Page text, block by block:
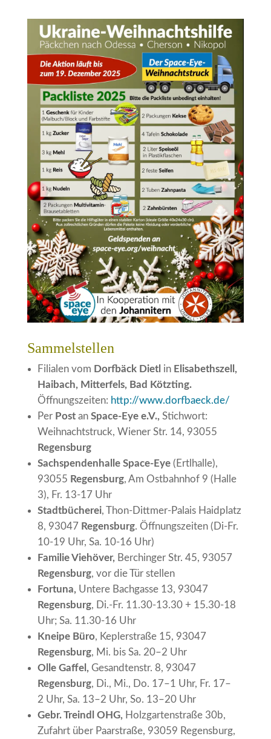
Sammelstellen
Filialen vom Dorfbäck Dietl in Elisabethszell,
Haibach, Mitterfels, Bad Kötzting.
Öffnungszeiten: http://www.dorfbaeck.de/
Per Postan Space-Eye e.V., Stichwort:
Weihnachtstruck, Wiener Str. 14, 93055
Regensburg
Sachspendenhalle Space-Eye(Ertlhalle),
93055 Regensburg, Am Ostbahnhof 9 (Halle
3), Fr. 13-17 Uhr
Stadtbücherei, Thon-Dittmer-Palais Haidplatz
8, 93047 Regensburg. Öffnungszeiten (Di-Fr.
10-19 Uhr, Sa. 10-16 Uhr)
Familie Viehöver, Berchinger Str. 45, 93057
Regensburg, vor die Tür stellen
Fortuna, Untere Bachgasse 13, 93047
Regensburg, Di.-Fr. 11.30-13.30 + 15.30-18
Uhr; Sa. 11.30-16 Uhr
Kneipe Büro, Keplerstraße 15, 93047
Regensburg, Mi. bis Sa. 20–2 Uhr
Olle Gaffel, Gesandtenstr. 8, 93047
Regensburg, Di., Mi., Do. 17–1 Uhr, Fr. 17–
2 Uhr, Sa. 13–2 Uhr, So. 13–20 Uhr
Gebr. Treindl OHG, Holzgartenstraße 30b,
Zufahrt über Paarstraße, 93059 Regensburg,